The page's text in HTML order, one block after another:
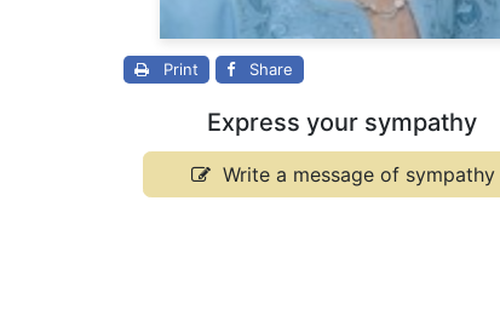
Print Share
Express your sympathy
Write a message of sympathy